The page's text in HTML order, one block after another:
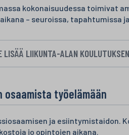
kokonaisuudessa toimivat
– seuroissa, tapahtumissa
LISÄÄ LIIKUNTA-ALAN
työelämään
ja
jo opintojen aikana.